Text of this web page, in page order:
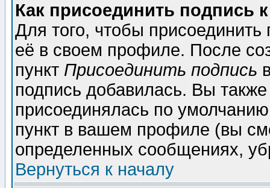
Как присоединить подпись
Для того, чтобы
её в своем профиле. После
пункт Присоединить подпись
подпись добавилась. Вы
присоединялась по
пункт в вашем профиле (вы
определенных сообщениях,
Вернуться к началу